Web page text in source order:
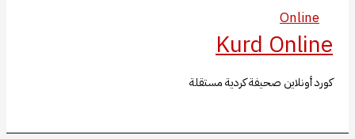
المحتوى
Kurd Online
كورد أونلاين صحيفة كردية مستقلة